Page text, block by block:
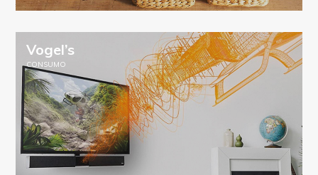
Vogel’s
CONSUMO